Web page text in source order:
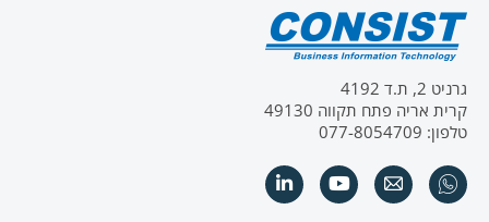
גרניט 2, ת.ד 4192
קרית אריה פתח תקווה 49130
טלפון: 077-8054709